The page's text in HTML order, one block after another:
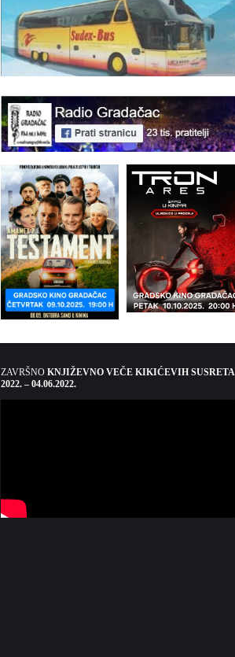
ZAVRŠNO KNJIŽEVNO VEČE KIKIĆEVIH SUSRETA
2022. – 04.06.2022.